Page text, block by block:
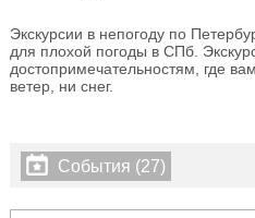
Экскурсии в непогоду по
для плохой погоды в СПб.
достопримечательностям, где
ветер, ни снег.
События (27)